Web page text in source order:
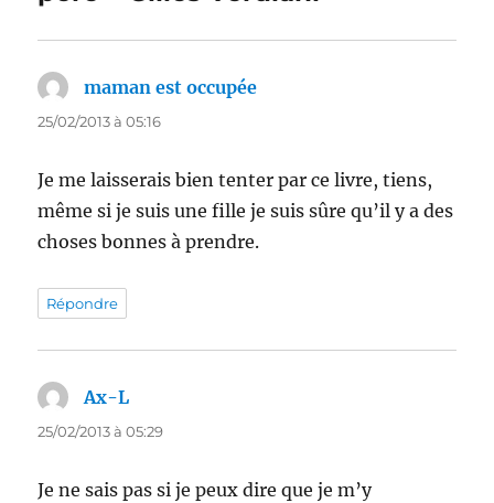
maman est occupée
25/02/2013 à 05:16
Je me laisserais bien tenter par ce livre, tiens,
même si je suis une fille je suis sûre qu’il y a des
choses bonnes à prendre.
Répondre
Ax-L
25/02/2013 à 05:29
Je ne sais pas si je peux dire que je m’y